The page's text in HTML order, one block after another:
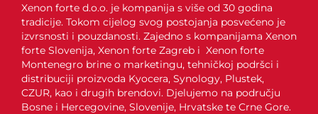
Xenon forte d.o.o. je kompanija s više od 30 godina
tradicije. Tokom cijelog svog postojanja posvećeno je
izvrsnosti i pouzdanosti. Zajedno s kompanijama Xenon
forte Slovenija, Xenon forte Zagreb i Xenon forte
Montenegro brine o marketingu, tehničkoj podršci i
distribuciji proizvoda Kyocera, Synology, Plustek,
CZUR, kao i drugih brendovi. Djelujemo na području
Bosne i Hercegovine, Slovenije, Hrvatske te Crne Gore.